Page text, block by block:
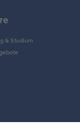
& Studium